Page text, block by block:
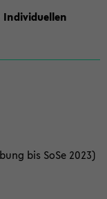
Individuellen
bis SoSe 2023)